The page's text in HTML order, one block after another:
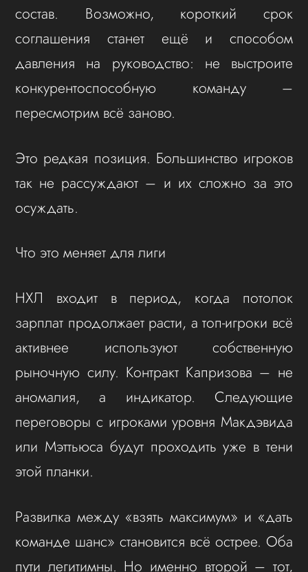
состав. Возможно, короткий срок
соглашения станет ещё и способом
давления на руководство: не выстроите
конкурентоспособную команду –
пересмотрим всё заново.
Это редкая позиция. Большинство игроков
так не рассуждают – и их сложно за это
осуждать.
Что это меняет для лиги
НХЛ входит в период, когда потолок
зарплат продолжает расти, а топ-игроки всё
активнее используют собственную
рыночную силу. Контракт Капризова – не
аномалия, а индикатор. Следующие
переговоры с игроками уровня Макдэвида
или Мэттьюса будут проходить уже в тени
этой планки.
Развилка между «взять максимум» и «дать
команде шанс» становится всё острее. Оба
пути легитимны. Но именно второй – тот,